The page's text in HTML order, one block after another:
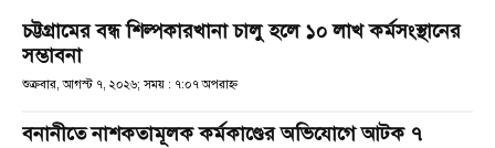
চট্টগ্রামের বন্ধ শিল্পকারখানা চালু হলে ১০ লাখ কর্মসংস্থানের
সম্ভাবনা
শুক্রবার, আগস্ট ৭, ২০২৬; সময় : ৭:০৭ অপরাহ্ণ
বনানীতে নাশকতামূলক কর্মকাণ্ডের অভিযোগে আটক ৭